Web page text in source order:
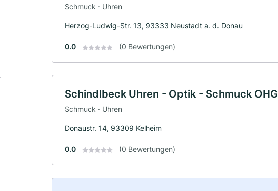
Schmuck · Uhren
Herzog-Ludwig-Str. 13, 93333 Neustadt a. d. Donau
0.0 (0 Bewertungen)
Schindlbeck Uhren - Optik - Schmuck OHG
Schmuck · Uhren
Donaustr. 14, 93309 Kelheim
0.0 (0 Bewertungen)